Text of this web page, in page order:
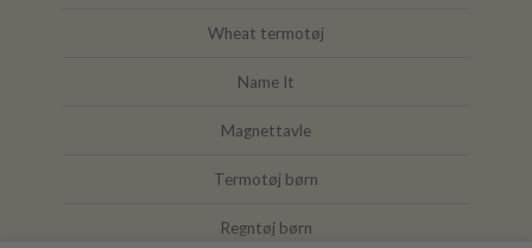
Wheat termotøj
Name It
Magnettavle
Termotøj børn
Regntøj børn